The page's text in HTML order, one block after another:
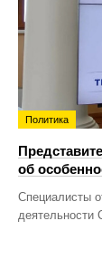
Политика
об
Специалисты
деятельности